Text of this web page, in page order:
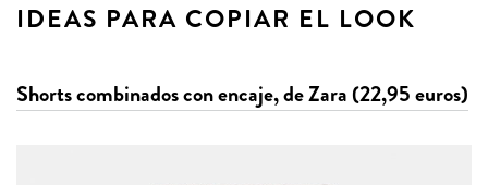
IDEAS PARA COPIAR EL LOOK
Shorts combinados con encaje, de Zara (22,95 euros)